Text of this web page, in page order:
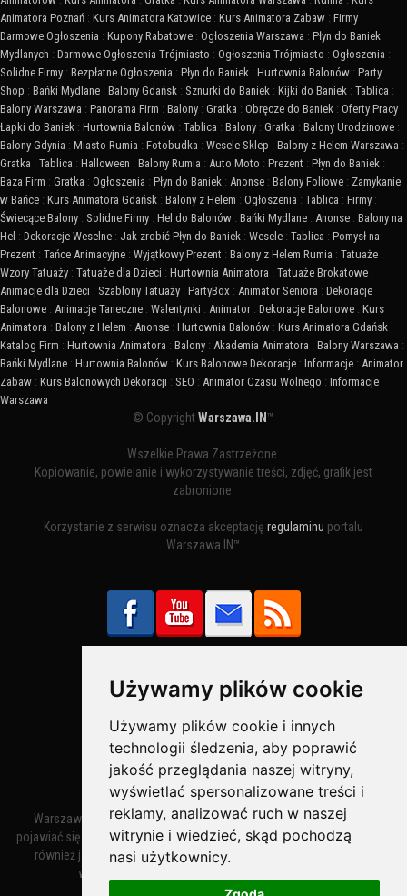
Używamy plików cookie
Używamy plików cookie i innych
technologii śledzenia, aby poprawić
jakość przeglądania naszej witryny,
wyświetlać spersonalizowane treści i
reklamy, analizować ruch w naszej
witrynie i wiedzieć, skąd pochodzą
nasi użytkownicy.
Animatora Poznań : Kurs Animatora Katowice : Kurs Animatora Zabaw : Firmy :
Darmowe Ogłoszenia : Kupony Rabatowe : Ogłoszenia Warszawa : Płyn do Baniek
Mydlanych : Darmowe Ogłoszenia Trójmiasto : Ogłoszenia Trójmiasto : Ogłoszenia :
Solidne Firmy : Bezpłatne Ogłoszenia : Płyn do Baniek : Hurtownia Balonów : Party
Shop : Bańki Mydlane : Balony Gdańsk : Sznurki do Baniek : Kijki do Baniek : Tablica :
Balony Warszawa : Panorama Firm : Balony : Gratka : Obręcze do Baniek : Oferty Pracy :
Łapki do Baniek : Hurtownia Balonów : Tablica : Balony : Gratka : Balony Urodzinowe :
Balony Gdynia : Miasto Rumia : Fotobudka : Wesele Sklep : Balony z Helem Warszawa :
Gratka : Tablica : Halloween : Balony Rumia : Auto Moto : Prezent : Płyn do Baniek :
Baza Firm : Gratka : Ogłoszenia : Płyn do Baniek : Anonse : Balony Foliowe : Zamykanie
w Bańce : Kurs Animatora Gdańsk : Balony z Helem : Ogłoszenia : Tablica : Firmy :
Świecące Balony : Solidne Firmy : Hel do Balonów : Bańki Mydlane : Anonse : Balony na
Hel : Dekoracje Weselne : Jak zrobić Płyn do Baniek : Wesele : Tablica : Pomysł na
Prezent : Tańce Animacyjne : Wyjątkowy Prezent : Balony z Helem Rumia : Tatuaże :
Wzory Tatuaży : Tatuaże dla Dzieci : Hurtownia Animatora : Tatuaże Brokatowe :
Animacje dla Dzieci : Szablony Tatuaży : PartyBox : Animator Seniora : Dekoracje
Balonowe : Animacje Taneczne : Walentynki : Animator : Dekoracje Balonowe : Kurs
Animatora : Balony z Helem : Anonse : Hurtownia Balonów : Kurs Animatora Gdańsk :
Katalog Firm : Hurtownia Animatora : Balony : Akademia Animatora : Balony Warszawa :
Bańki Mydlane : Hurtownia Balonów : Kurs Balonowe Dekoracje : Informacje : Animator
Zabaw : Kurs Balonowych Dekoracji : SEO : Animator Czasu Wolnego : Informacje
Warszawa
© CopyrightWarszawa.IN ™
Wszelkie Prawa Zastrzeżone.
Kopiowanie, powielanie i wykorzystywanie treści, zdjęć, grafik jest
zabronione.
Korzystanie z serwisu oznacza akceptację regulaminu portalu
Warszawa.IN™
Bezpieczne Płatności obsługuje:
Warszawa – miasto stołeczne Warszawa. Nazwa miasta zaczęła
pojawiać się w dokumentach w XIV wieku jako Warszewa, a od XV wieku
również jako Warszowa. Zmiana nazwy na Warszawa w XV wieku
wynikała z mazowieckiej wymowy dialektycznej.